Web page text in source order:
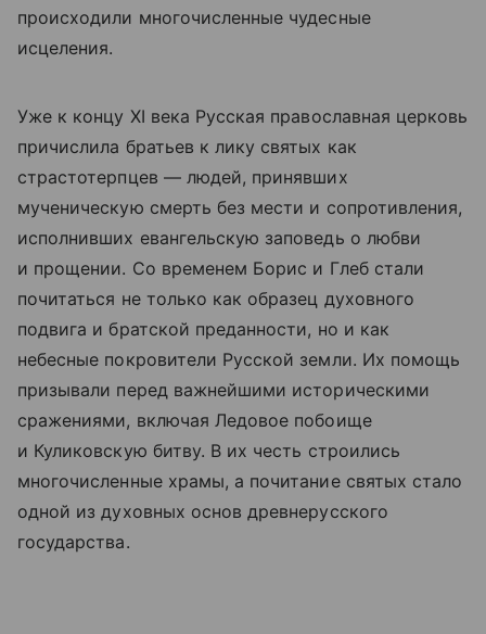
происходили многочисленные чудесные
исцеления.
Уже к концу XI века Русская православная церковь
причислила братьев к лику святых как
страстотерпцев — людей, принявших
мученическую смерть без мести и сопротивления,
исполнивших евангельскую заповедь о любви
и прощении. Со временем Борис и Глеб стали
почитаться не только как образец духовного
подвига и братской преданности, но и как
небесные покровители Русской земли. Их помощь
призывали перед важнейшими историческими
сражениями, включая Ледовое побоище
и Куликовскую битву. В их честь строились
многочисленные храмы, а почитание святых стало
одной из духовных основ древнерусского
государства.